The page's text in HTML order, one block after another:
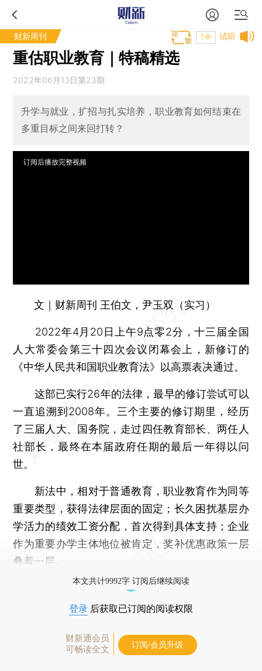
财新周刊 试听
T中
重估职业教育｜特稿精选
2022年06月13日第23期
升学与就业，扩招与扎实培养，职业教育如何结束在
多重目标之间来回打转？
订阅后播放完整视频
文｜财新周刊 王伯文，尹玉双（实习）
2022年4月20日上午9点零2分，十三届全国
人大常委会第三十四次会议闭幕会上，新修订的
《中华人民共和国职业教育法》以高票表决通过。
这部已实行26年的法律，最早的修订尝试可以
一直追溯到2008年。三个主要的修订期里，经历
了三届人大、国务院，走过四任教育部长、两任人
社部长，最终在本届政府任期的最后一年得以问
世。
新法中，相对于普通教育，职业教育作为同等
重要类型，获得法律层面的固定；长久困扰基层办
学活力的绩效工资分配，首次得到具体支持；企业
作为重要办学主体地位被肯定，奖补优惠政策一层
叠着一层。
本文共计9992字 订阅后继续阅读
登录 后获取已订阅的阅读权限
财新通会员
可畅读全文
订阅/会员升级